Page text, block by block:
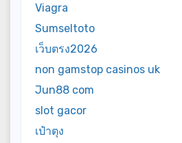
Viagra
Sumseltoto
เว็บตรง2026
non gamstop casinos uk
Jun88 com
slot gacor
เป๋าตุง